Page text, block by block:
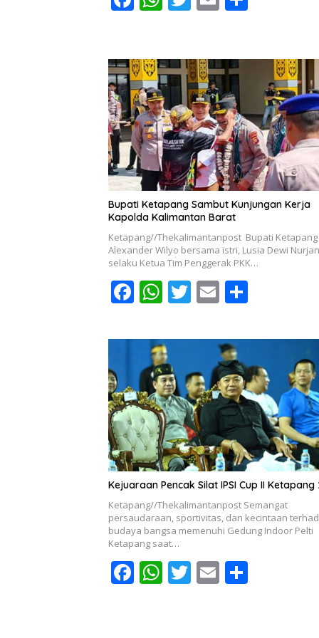
b
o
o
k
s
A
p
p
er l e
Bupati Ketapang Sambut Kunjungan Kerja
Kapolda Kalimantan Barat
Ketapang//Thekalimantanpost Bupati Ketapang
Alexander Wilyo bersama istri, Lusia Dewi
selaku Ketua Tim Penggerak PKK…
F
e
b
o
o
k
W
at
s
A
p
p
T
itt
er
E
ai
l
ar
e
Kejuaraan Pencak Silat IPSI Cup II Ketapang
Ketapang//Thekalimantanpost Semangat
persaudaraan, sportivitas, dan kecintaan
budaya bangsa memenuhi Gedung Indoor Pelti
Ketapang saat…
F
ac
W
h
T
w
E
m